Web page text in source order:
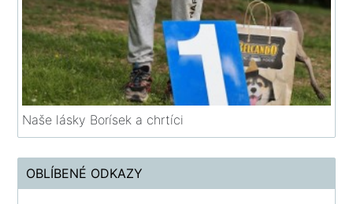
Naše lásky Borísek a chrtíci
OBLÍBENÉ ODKAZY